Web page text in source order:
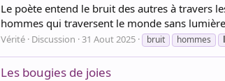
Le poète entend le bruit des autres à travers
hommes qui traversent le monde sans
Vérité Discussion 31 Aout 2025 bruit hommes
Les bougies de joies